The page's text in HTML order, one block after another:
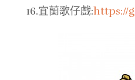
16.宜蘭歌仔戲:https://